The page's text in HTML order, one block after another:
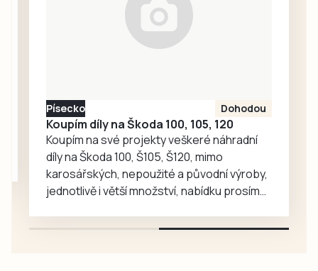
Písecko Dohodou
Koupím díly na Škoda 100, 105, 120
Koupím na své projekty veškeré náhradní
díly na Škoda 100, Š105, Š120, mimo
karosářských, nepoužité a původní výroby,
jednotlivě i větší množství, nabídku prosím